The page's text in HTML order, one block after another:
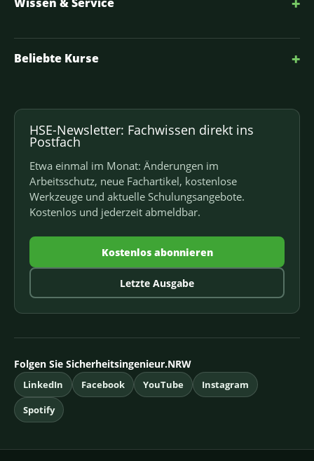
Beliebte Kurse +
HSE-Newsletter: Fachwissen direkt ins
Postfach
Etwa einmal im Monat: Änderungen im
Arbeitsschutz, neue Fachartikel, kostenlose
Werkzeuge und aktuelle Schulungsangebote.
Kostenlos und jederzeit abmeldbar.
Kostenlos abonnieren
Letzte Ausgabe
Folgen Sie Sicherheitsingenieur.NRW
LinkedIn Facebook YouTube
Instagram
Spotify